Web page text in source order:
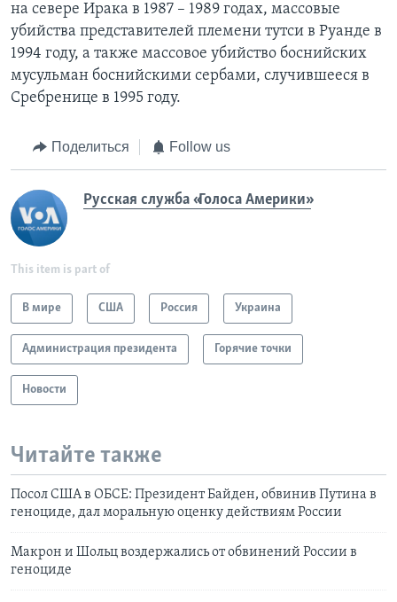
на севере Ирака в 1987 – 1989 годах, массовые
убийства представителей племени тутси в Руанде в
1994 году, а также массовое убийство боснийских
мусульман боснийскими сербами, случившееся в
Сребренице в 1995 году.
Поделиться Follow us
Русская служба «Голоса Америки»
This item is part of
В мире США Россия Украина
Администрация президента Горячие точки
Новости
Читайте также
Посол США в ОБСЕ: Президент Байден, обвинив Путина в
геноциде, дал моральную оценку действиям России
Макрон и Шольц воздержались от обвинений России в
геноциде